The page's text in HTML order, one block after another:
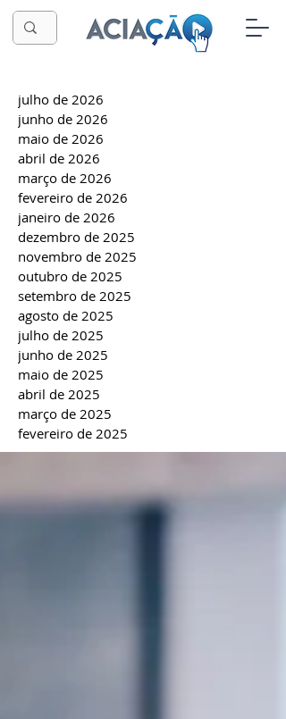
julho de 2026
junho de 2026
maio de 2026
abril de 2026
março de 2026
fevereiro de 2026
janeiro de 2026
dezembro de 2025
novembro de 2025
outubro de 2025
setembro de 2025
agosto de 2025
julho de 2025
junho de 2025
maio de 2025
abril de 2025
março de 2025
fevereiro de 2025